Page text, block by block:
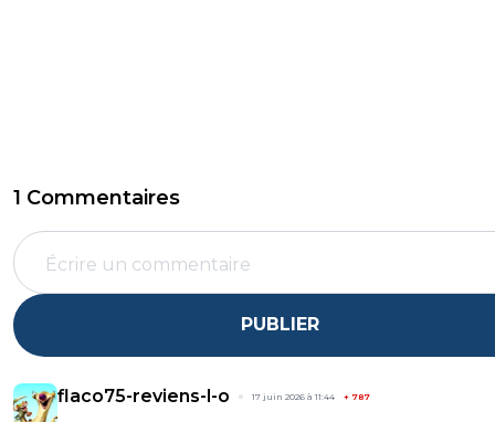
1 Commentaires
PUBLIER
flaco75-reviens-l-o 17 juin 2026 à 11:44 + 787